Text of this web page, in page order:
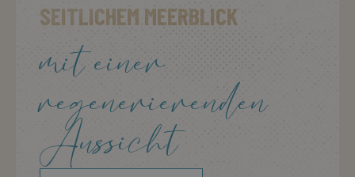
SEITLICHEM MEERBLICK
mit einer
regenerierenden
Aussicht